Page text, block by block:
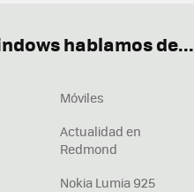
hablamos de...
Móviles
Actualidad en
Redmond
Nokia Lumia 925